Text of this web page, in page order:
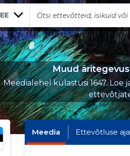
EE
Muud
Meedialehel külastusi 1647. Loe
Meedia Ettevõtluse